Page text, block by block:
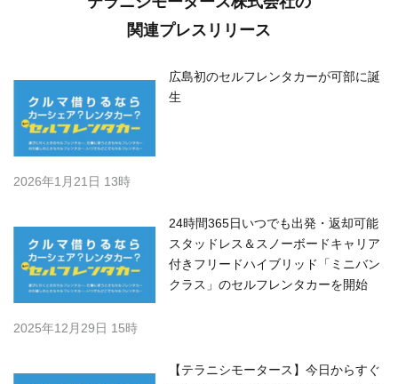
関連プレスリリース
広島初のセルフレンタカーが可部に誕
生
2026年1月21日 13時
24時間365日いつでも出発・返却可能
スタッドレス＆スノーボードキャリア
付きフリードハイブリッド「ミニバン
クラス」のセルフレンタカーを開始
2025年12月29日 15時
【テラニシモータース】今日からすぐ